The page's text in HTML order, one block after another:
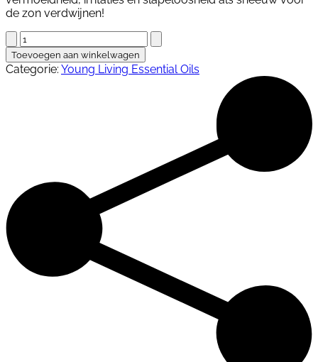
de zon verdwijnen!
Stress
Away
15
Toevoegen aan winkelwagen
Categorie: Young Living Essential Oils